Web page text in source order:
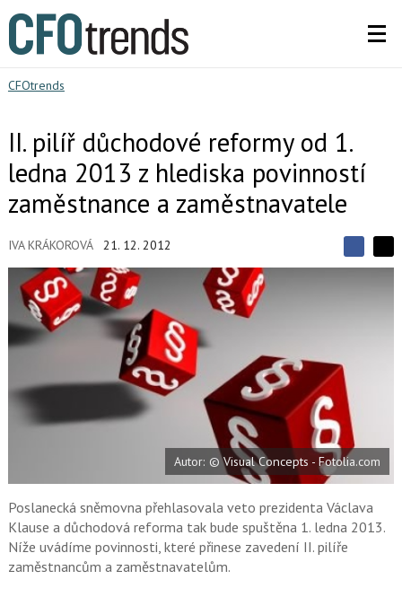
CFOtrends
II. pilíř důchodové reformy od 1.
ledna 2013 z hlediska povinností
zaměstnance a zaměstnavatele
IVA KRÁKOROVÁ 21. 12. 2012
S
t
S
b
o
o
k
X
Autor: © Visual Concepts - Fotolia.com
Poslanecká sněmovna přehlasovala veto prezidenta Václava
Klause a důchodová reforma tak bude spuštěna 1. ledna 2013.
Níže uvádíme povinnosti, které přinese zavedení II. pilíře
zaměstnancům a zaměstnavatelům.